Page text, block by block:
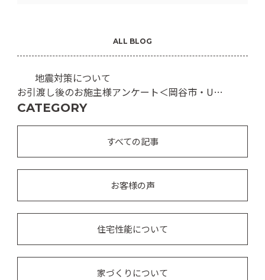
ALL BLOG
地震対策について
お引渡し後のお施主様アンケート＜岡谷市・U様
邸＞
CATEGORY
すべての記事
お客様の声
住宅性能について
家づくりについて